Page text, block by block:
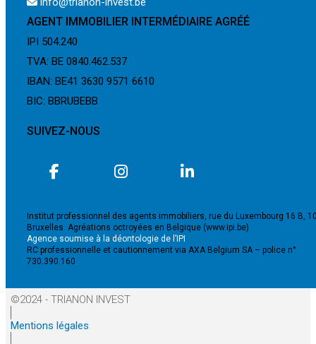
AGENT IMMOBILIER INTERMÉDIAIRE AGRÉÉ
IPI 504.240
TVA: BE 0840.462.537
IBAN: BE41 3630 9571 6610
BIC: BBRUBEBB
SUIVEZ-NOUS
Institut professionnel des agents immobiliers, rue du Luxembourg 16 B,
Bruxelles. Agréations octroyées en Belgique (www.ipi.be)
Agence soumise à la déontologie de l’IPI
RC professionnelle et cautionnement via AXA Belgium SA – police n°
730.390.160
©2024 - TRIANON INVEST
Mentions légales